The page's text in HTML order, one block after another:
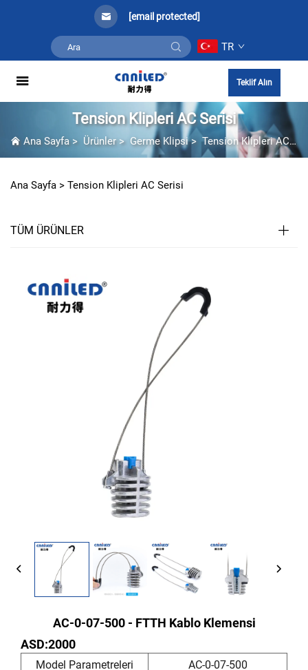
[email protected]
TR
Teklif Alın
Tension Klipleri AC Serisi
Ana Sayfa> Ürünler> Germe Klipsi>Tension Klipleri AC Serisi
Ana Sayfa > Tension Klipleri AC Serisi
TÜM ÜRÜNLER
AC-0-07-500 - FTTH Kablo Klemensi
ASD:2000
Model Parametreleri
AC-0-07-500